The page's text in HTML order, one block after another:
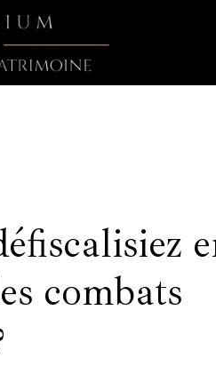
combats